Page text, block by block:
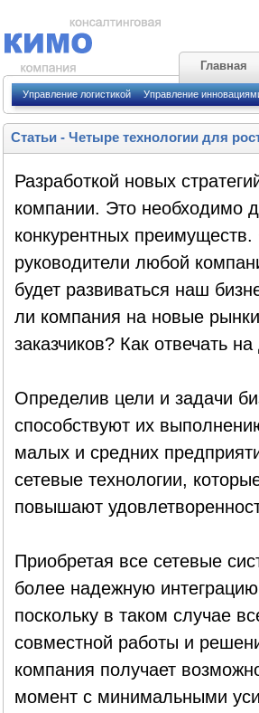
Главная
Управление логистикой Управление
Статьи- Четыре технологии для
Разработкой новых
компании. Это необходимо
конкурентных
руководители любой
будет развиваться наш
ли компания на новые
заказчиков? Как отвечать
Определив цели и задачи
способствуют их
малых и средних
сетевые технологии,
повышают
Приобретая все сетевые
более надежную
поскольку в таком случае
совместной работы и
компания получает
момент с минимальными